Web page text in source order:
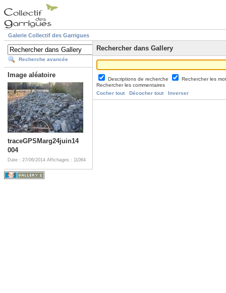
Galerie Collectif des Garrigues
Recherche avancée
Image aléatoire
traceGPSMarg24juin14
004
Date : 27/06/2014 Affichages : 11064
Rechercher dans Gallery
Descriptions de recherche
Rechercher les
Rechercher les commentaires
Cocher tout
Décocher tout Inverser